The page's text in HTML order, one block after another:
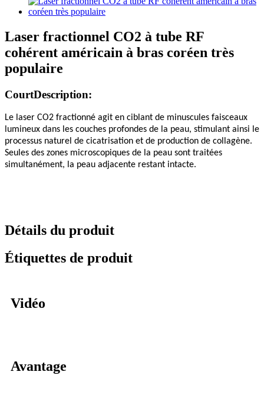
Laser fractionnel CO2 à tube RF
cohérent américain à bras coréen très
populaire
CourtDescription:
Le laser CO2 fractionné agit en ciblant de minuscules faisceaux
lumineux dans les couches profondes de la peau, stimulant ainsi le
processus naturel de cicatrisation et de production de collagène.
Seules des zones microscopiques de la peau sont traitées
simultanément, la peau adjacente restant intacte.
Détails du produit
Étiquettes de produit
Vidéo
Avantage